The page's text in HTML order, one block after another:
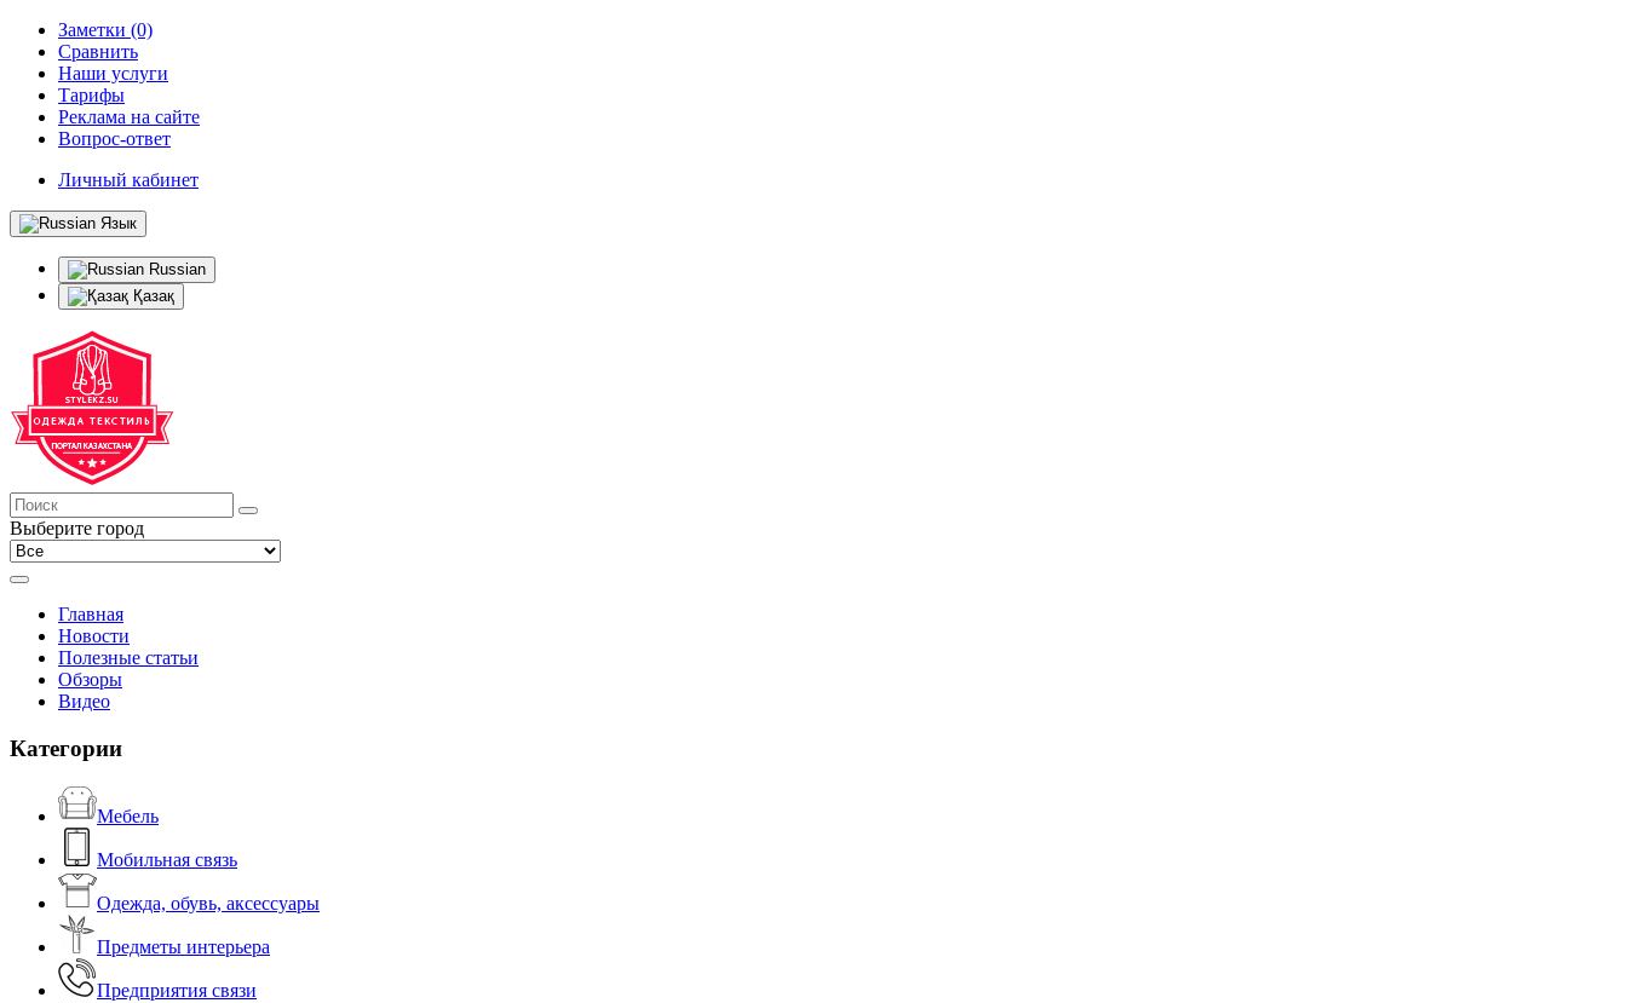
Заметки (0)
Сравнить
Наши услуги
Тарифы
Реклама на сайте
Вопрос-ответ
Личный кабинет
Язык
Russian
Қазақ
Выберите город
Главная
Новости
Полезные статьи
Обзоры
Видео
Категории
Мебель
Мобильная связь
Одежда, обувь, аксессуары
Предметы интерьера
Предприятия связи